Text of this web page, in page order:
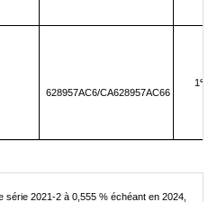
628957AC6/CA628957AC66
1 er
série 2021-2 à 0,555 % échéant en 2024,